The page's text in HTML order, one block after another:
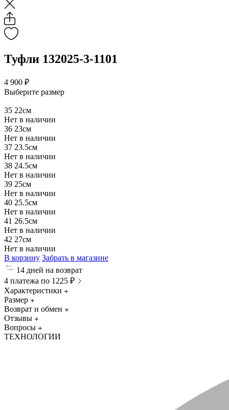
Туфли 132025-3-1101
4 900 ₽
Выберите размер
35 22см
Нет в наличии
36 23см
Нет в наличии
37 23.5см
Нет в наличии
38 24.5см
Нет в наличии
39 25см
Нет в наличии
40 25.5см
Нет в наличии
41 26.5см
Нет в наличии
42 27см
Нет в наличии
В корзину Забрать в магазине
14 дней на возврат
4 платежа по 1225 ₽
Характеристики
Размер
Возврат и обмен
Отзывы
Вопросы
ТЕХНОЛОГИИ